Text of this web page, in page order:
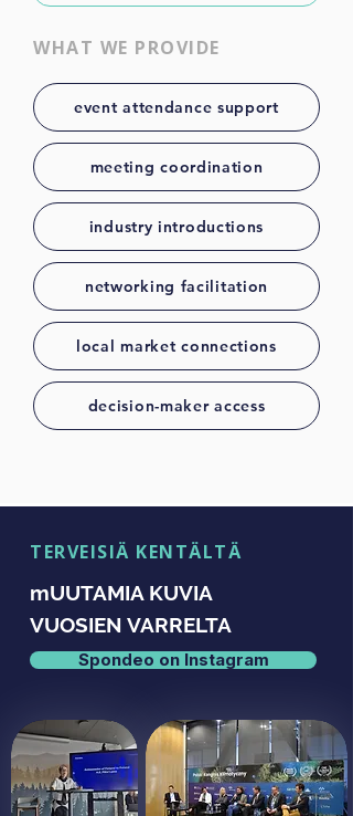
WHAT WE PROVIDE
event attendance support
meeting coordination
industry introductions
networking facilitation
local market connections
decision-maker access
TERVEISIÄ KENTÄLTÄ
mUUTAMIA KUVIA
VUOSIEN VARRELTA
Spondeo on Instagram